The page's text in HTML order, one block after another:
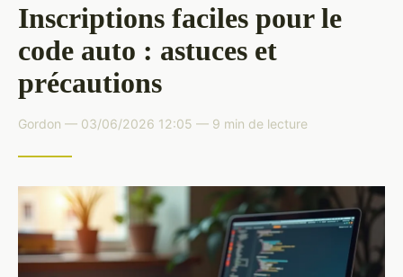
Inscriptions faciles pour le
code auto : astuces et
précautions
Gordon — 03/06/2026 12:05 — 9 min de lecture